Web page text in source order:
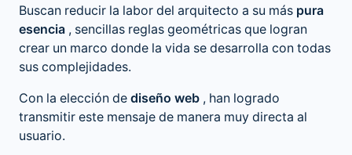
Buscan reducir la labor del arquitecto a su más pura
esencia , sencillas reglas geométricas que logran
crear un marco donde la vida se desarrolla con todas
sus complejidades.
Con la elección de diseño web , han logrado
transmitir este mensaje de manera muy directa al
usuario.